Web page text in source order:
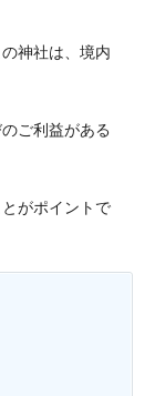
神社は、境内
ご利益がある
がポイントで